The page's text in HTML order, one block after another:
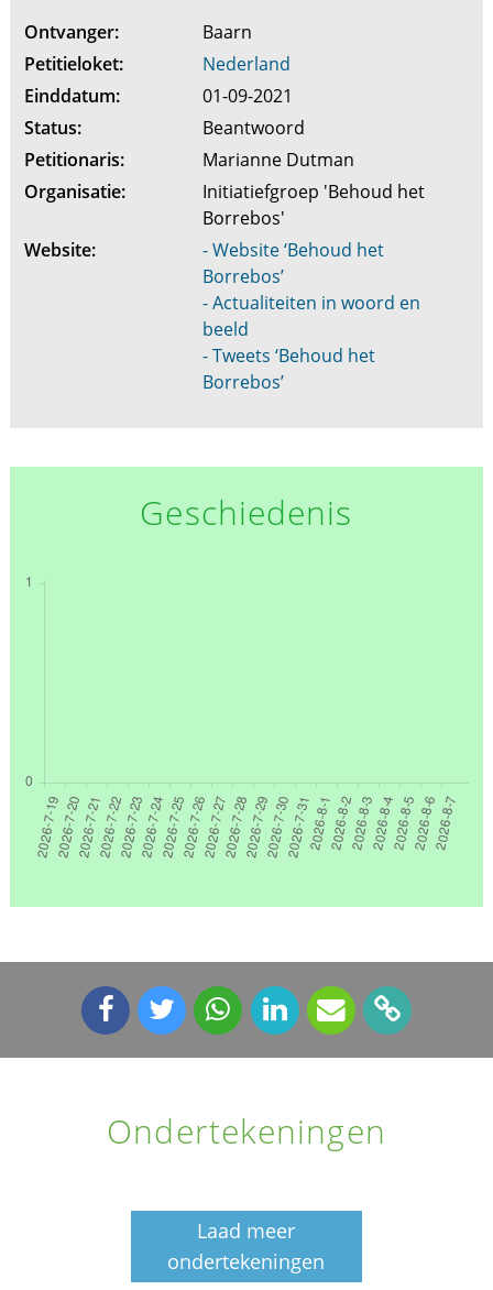
Ontvanger:
Baarn
Petitieloket:
Nederland
Einddatum:
01-09-2021
Status:
Beantwoord
Petitionaris:
Marianne Dutman
Organisatie:
Initiatiefgroep 'Behoud het
Borrebos'
Website:
- Website ‘Behoud het
Borrebos’
- Actualiteiten in woord en
beeld
- Tweets ‘Behoud het
Borrebos’
Geschiedenis
Ondertekeningen
Laad meer
ondertekeningen